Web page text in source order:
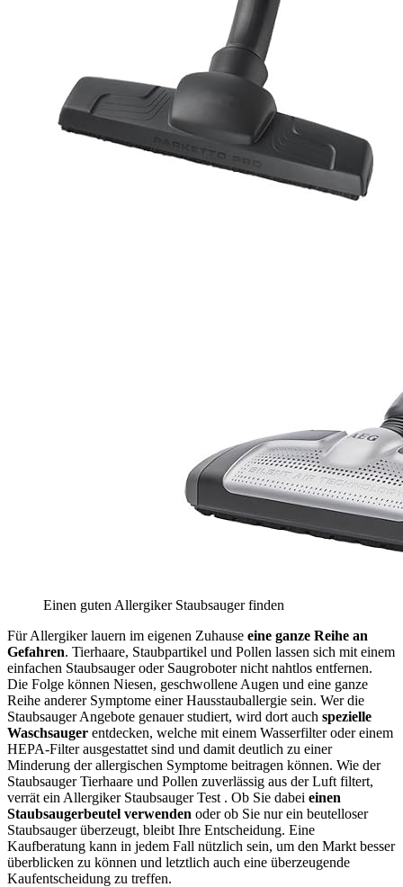
Einen guten Allergiker Staubsauger finden
Für Allergiker lauern im eigenen Zuhause eine ganze Reihe an
Gefahren. Tierhaare, Staubpartikel und Pollen lassen sich mit einem
einfachen Staubsauger oder Saugroboter nicht nahtlos entfernen.
Die Folge können Niesen, geschwollene Augen und eine ganze
Reihe anderer Symptome einer Hausstauballergie sein. Wer die
Staubsauger Angebote genauer studiert, wird dort auch spezielle
Waschsauger entdecken, welche mit einem Wasserfilter oder einem
HEPA-Filter ausgestattet sind und damit deutlich zu einer
Minderung der allergischen Symptome beitragen können. Wie der
Staubsauger Tierhaare und Pollen zuverlässig aus der Luft filtert,
verrät ein Allergiker Staubsauger Test . Ob Sie dabei einen
Staubsaugerbeutel verwenden oder ob Sie nur ein beutelloser
Staubsauger überzeugt, bleibt Ihre Entscheidung. Eine
Kaufberatung kann in jedem Fall nützlich sein, um den Markt besser
überblicken zu können und letztlich auch eine überzeugende
Kaufentscheidung zu treffen.